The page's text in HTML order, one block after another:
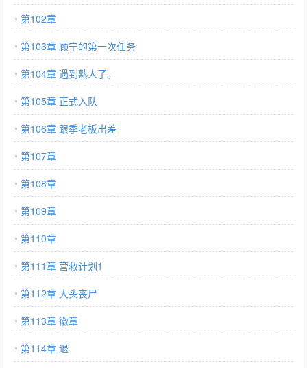
第102章
第103章 顾宁的第一次任务
第104章 遇到熟人了。
第105章 正式入队
第106章 跟季老板出差
第107章
第108章
第109章
第110章
第111章 营救计划1
第112章 大头丧尸
第113章 徽章
第114章 退